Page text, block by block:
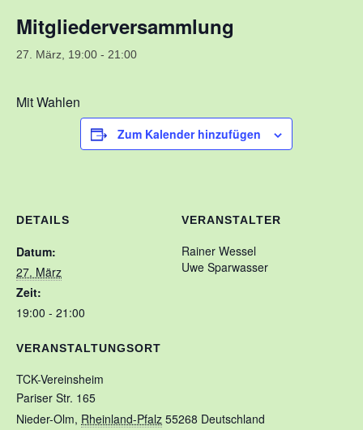
Training
Unsere Trainingszeiten
Ausbildungsstufen im VDST
Links
Mitgliederversammlung
27. März, 19:00 - 21:00
Mit Wahlen
Zum Kalender hinzufügen
DETAILS
Datum:
27. März
Zeit:
19:00 - 21:00
VERANSTALTUNGSORT
TCK-Vereinsheim
Pariser Str. 165
Nieder-Olm, Rheinland-Pfalz 55268 Deutschland
VERANSTALTER
Rainer Wessel
Uwe Sparwasser